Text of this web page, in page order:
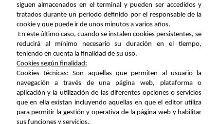
siguen almacenados en el terminal y pueden ser accedidos y
tratados durante un período definido por el responsable de la
cookie y que puede ir de unos minutos a varios años.
En este último caso, cuando se instalen cookies persistentes, se
reducirá al mínimo necesario su duración en el tiempo,
teniendo en cuenta la finalidad de su uso.
Cookies según finalidad:
Cookies técnicas: Son aquellas que permiten al usuario la
navegación a través de una página web, plataforma o
aplicación y la utilización de las diferentes opciones o servicios
que en ella existan incluyendo aquellas en que el editor utiliza
para permitir la gestión y operativa de la página web y habilitar
sus funciones y servicios.